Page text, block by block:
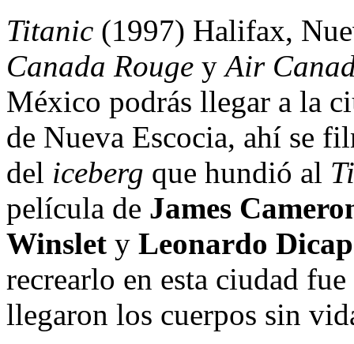
Titanic (1997) Halifax,
Canada Rouge yAir
México podrás llegar a la
de Nueva Escocia, ahí se
del iceberg que hundió al
película de James
Winslet y Leonardo
recrearlo en esta ciudad
llegaron los cuerpos sin